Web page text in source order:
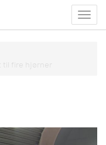
menu
fire hjørner